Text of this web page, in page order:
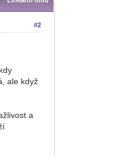
#2
ale když
a